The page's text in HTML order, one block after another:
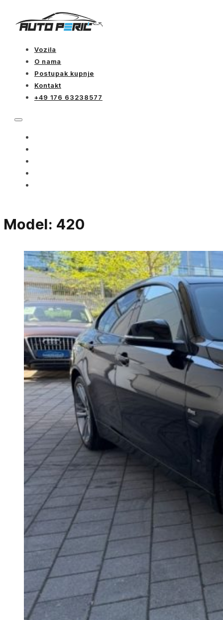
Vozila
O nama
Postupak kupnje
Kontakt
+49 176 63238577
Model: 420